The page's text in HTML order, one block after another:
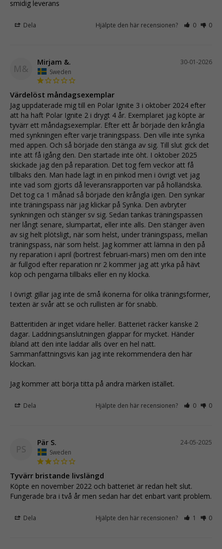
smidig leverans
Dela Hjälpte den här recensionen? 0 0
M&
30-01-2026
Mirjam &.
Sweden
Värdelöst måndagsexemplar
Jag uppdaterade mig till en Polar Ignite 3 i oktober 2024 efter
att ha haft Polar Ignite 2 i drygt 4 år. Exemplaret jag köpte är
tyvärr ett måndagsexemplar. Efter ett år började den krångla
med synkningen efter varje träningspass. Den ville inte synka
med appen. Och så började den stänga av sig. Till slut gick det
inte att få igång den. Den startade inte öht. I oktober 2025
skickade jag den på reparation. Det tog fem veckor att få
tillbaks den. Man hade lagt in en pinkod men i övrigt vet jag
inte vad som gjorts då leveransrapporten var på holländska.
Det tog ca 1 månad så började den krångla igen. Den synkar
inte träningspass när jag klickar på Synka. Den avbryter
synkningen och stänger sv sig. Sedan tankas träningspassen
ner långt senare, slumpartat, eller inte alls. Den stänger även
av sig helt plötsligt, när som helst, under träningspass, mellan
träningspass, när som helst. Jag kommer att lämna in den på
ny reparation i april (bortrest februari-mars) men om den inte
är fullgod efter reparation nr 2 kommer jag att yrka på hävt
köp och pengarna tillbaks eller en ny klocka.
I övrigt gillar jag inte de små ikonerna för olika träningsformer,
texten är svår att se och rullisten är för snabb.
Batteritiden är inget vidare heller. Batteriet räcker kanske 2
dagar. Laddningsanslutningen glappar för mycket. Händer
ibland att den inte laddar alls över en hel natt.
Sammanfattningsvis kan jag inte rekommendera den här
klockan.
Jag kommer att börja titta på andra märken istället.
Dela Hjälpte den här recensionen? 0 0
PS
24-05-2025
Pär S.
Sweden
Tyvärr bristande livslängd
Köpte en november 2022 och batteriet är redan helt slut.
Fungerade bra i två år men sedan har det enbart varit problem.
Dela Hjälpte den här recensionen? 1 0